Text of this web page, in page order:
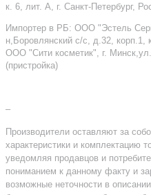
к. 6, лит. А, г. Санкт-Петербург,
Импортер в РБ: ООО "Эстель
н,Боровлянский с/с, д.32, корп.1,
ООО "Сити косметик", г.
(пристройка)
–
Производители оставляют за
характеристики и комплектацию
уведомляя продавцов и
пониманием к данному факту и
возможные неточности в